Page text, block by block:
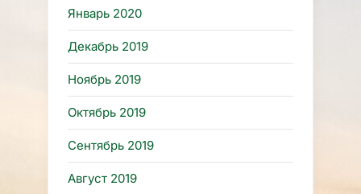
Январь 2020
Декабрь 2019
Ноябрь 2019
Октябрь 2019
Сентябрь 2019
Август 2019